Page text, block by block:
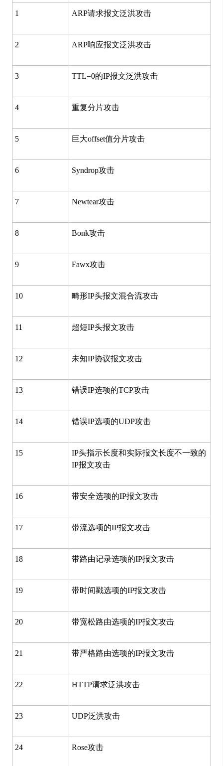
1 ARP请求报文泛洪攻击
2 ARP响应报文泛洪攻击
3 TTL=0的IP报文泛洪攻击
4 重复分片攻击
5 巨大offset值分片攻击
6 Syndrop攻击
7 Newtear攻击
8 Bonk攻击
9 Fawx攻击
10 畸形IP头报文混合流攻击
11 超短IP头报文攻击
12 未知IP协议报文攻击
13 错误IP选项的TCP攻击
14 错误IP选项的UDP攻击
15
IP头指示长度和实际报文长度不一致的
IP报文攻击
16 带安全选项的IP报文攻击
17 带流选项的IP报文攻击
18 带路由记录选项的IP报文攻击
19 带时间戳选项的IP报文攻击
20 带宽松路由选项的IP报文攻击
21 带严格路由选项的IP报文攻击
22 HTTP请求泛洪攻击
23 UDP泛洪攻击
24 Rose攻击